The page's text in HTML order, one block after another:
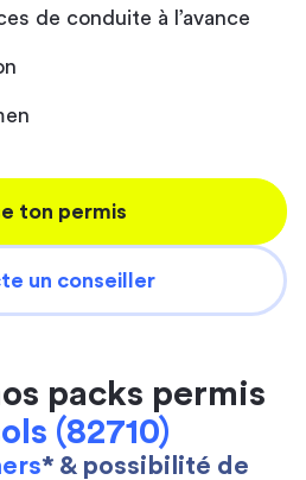
de conduite à l’avance
ton permis
un conseiller
packs permis
(82710)
* & possibilité de